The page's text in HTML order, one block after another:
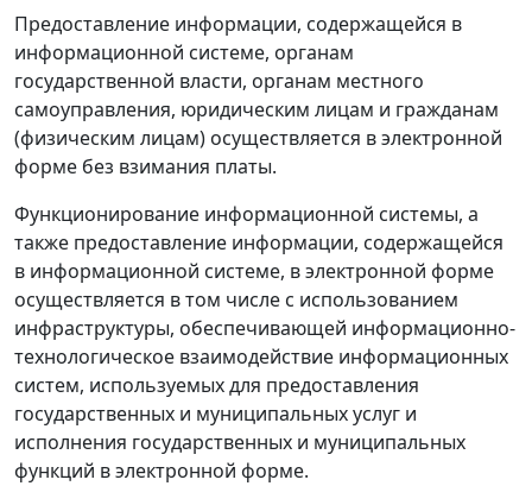
Предоставление информации, содержащейся в
информационной системе, органам
государственной власти, органам местного
самоуправления, юридическим лицам и гражданам
(физическим лицам) осуществляется в электронной
форме без взимания платы.
Функционирование информационной системы, а
также предоставление информации, содержащейся
в информационной системе, в электронной форме
осуществляется в том числе с использованием
инфраструктуры, обеспечивающей информационно-
технологическое взаимодействие информационных
систем, используемых для предоставления
государственных и муниципальных услуг и
исполнения государственных и муниципальных
функций в электронной форме.